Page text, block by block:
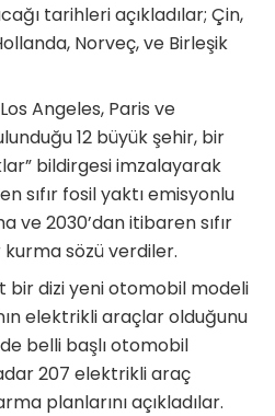
tarihleri açıkladılar; Çin,
Norveç, ve Birleşik
Angeles, Paris ve
12 büyük şehir, bir
bildirgesi imzalayarak
sıfır fosil yaktı emisyonlu
ve 2030’dan itibaren sıfır
sözü verdiler.
bir dizi yeni otomobil modeli
elektrikli araçlar olduğunu
belli başlı otomobil
207 elektrikli araç
planlarını açıkladılar.